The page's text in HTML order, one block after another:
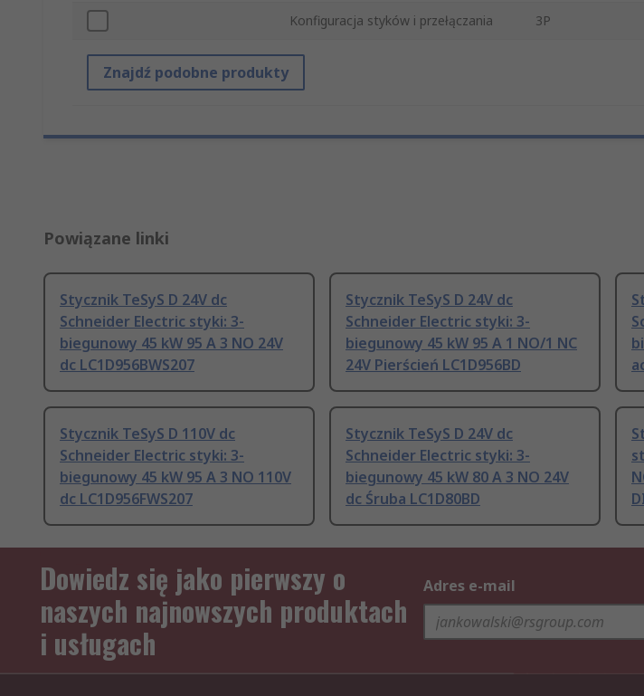
Konfiguracja styków i przełączania 3P
Znajdź podobne produkty
Powiązane linki
Stycznik TeSyS D 24V dc
Schneider Electric styki: 3-
biegunowy 45 kW 95 A 3 NO 24V
dc LC1D956BWS207
Stycznik TeSyS D 24V dc
Schneider Electric styki: 3-
biegunowy 45 kW 95 A 1 NO/1 NC
24V Pierścień LC1D956BD
Stycznik TeSyS D 110V dc
Schneider Electric styki: 3-
biegunowy 45 kW 95 A 3 NO 110V
dc LC1D956FWS207
Stycznik TeSyS D 24V dc
Schneider Electric styki: 3-
biegunowy 45 kW 80 A 3 NO 24V
dc Śruba LC1D80BD
Dowiedz się jako pierwszy o
naszych najnowszych produktach
i usługach
Adres e-mail